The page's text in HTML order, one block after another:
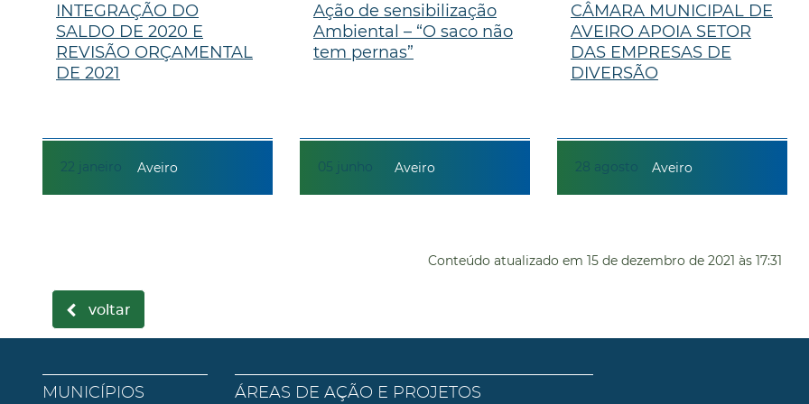
22 janeiro
INTEGRAÇÃO DO
SALDO DE 2020 E
REVISÃO ORÇAMENTAL
DE 2021
Aveiro 05 junho
Ação de sensibilização
Ambiental – “O saco não
tem pernas”
Aveiro 28 agosto
CÂMARA MUNICIPAL DE
AVEIRO APOIA SETOR
DAS EMPRESAS DE
DIVERSÃO
Aveiro
Conteúdo atualizado em 15 de dezembro de 2021 às 17:31
voltar
MUNICÍPIOS
ÁREAS DE AÇÃO E PROJETOS